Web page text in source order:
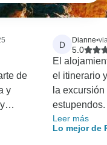
de
y
D Dianne•
5.0
El
el itinerario
la excursión
experto y
una
Leer más
Lo mejor de